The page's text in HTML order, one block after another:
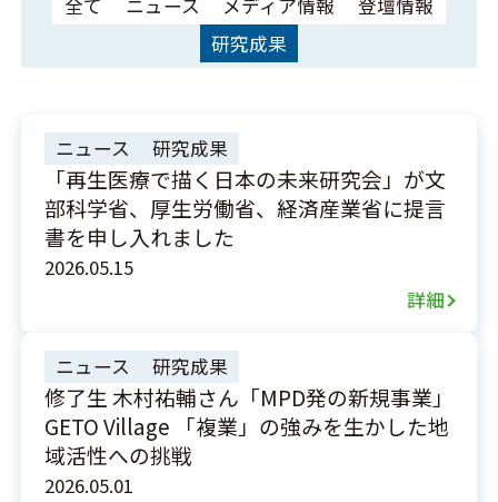
全て ニュース メディア情報
登壇情報
研究成果
ニュース 研究成果
「再生医療で描く日本の未来研究会」が文
部科学省、厚生労働省、経済産業省に提言
書を申し入れました
2026.05.15
詳細
ニュース 研究成果
修了生 木村祐輔さん「MPD発の新規事業」
GETO Village 「複業」の強みを生かした地
域活性への挑戦
2026.05.01